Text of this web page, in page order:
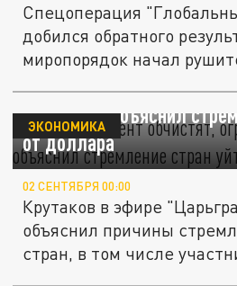
Спецоперация
добился обратного
миропорядок начал
"В любой момент
политолог объяснил
от доллара
ЭКОНОМИКА
02 СЕНТЯБРЯ 00:00
Крутаков в эфире
объяснил причины
стран, в том числе